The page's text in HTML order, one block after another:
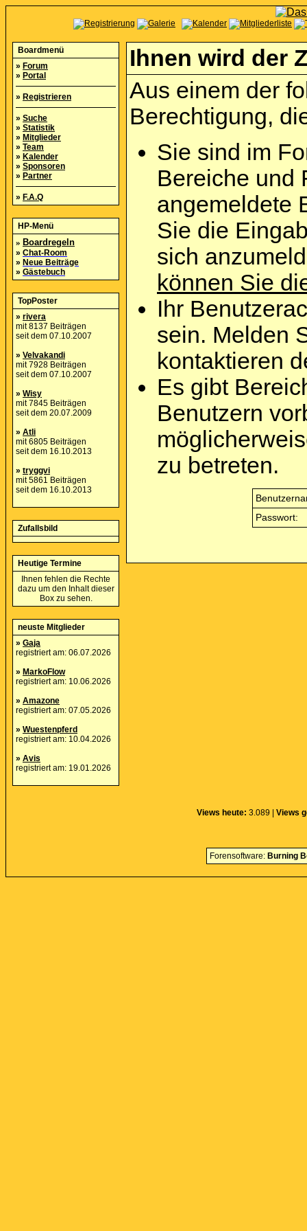
Boardmenü
» Forum
» Portal
» Registrieren
» Suche
» Statistik
» Mitglieder
» Team
» Kalender
» Sponsoren
» Partner
» F.A.Q
HP-Menü
» Boardregeln
» Chat-Room
» Neue Beiträge
» Gästebuch
TopPoster
» rivera
mit 8137 Beiträgen
seit dem 07.10.2007
» Velvakandi
mit 7928 Beiträgen
seit dem 07.10.2007
» Wisy
mit 7845 Beiträgen
seit dem 20.07.2009
» Atli
mit 6805 Beiträgen
seit dem 16.10.2013
» tryggvi
mit 5861 Beiträgen
seit dem 16.10.2013
Zufallsbild
Heutige Termine
Ihnen fehlen die Rechte
dazu um den Inhalt dieser
Box zu sehen.
neuste Mitglieder
» Gaja
registriert am: 06.07.2026
» MarkoFlow
registriert am: 10.06.2026
» Amazone
registriert am: 07.05.2026
» Wuestenpferd
registriert am: 10.04.2026
» Avis
registriert am: 19.01.2026
Ihnen wird der
Aus einem der
Berechtigung,
Sie sind im
Bereiche und
angemeldete
Sie die
sich
können Sie
Ihr
sein. Melden
kontaktieren
Es gibt
Benutzern
zu betreten.
Passwort:
Views heute: 3.089 | Views
Forensoftware: Burning